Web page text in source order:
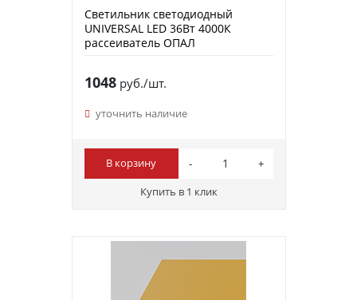
Светильник светодиодный
UNIVERSAL LED 36Вт 4000К
рассеиватель ОПАЛ
1048руб./шт.
уточнить наличие
В корзину
Купить в 1 клик